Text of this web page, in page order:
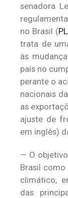
senadora
no Brasil (
trata de
às
país no
perante o
nacionais
as
ajuste de
em inglês)
— O
Brasil
climático,
das